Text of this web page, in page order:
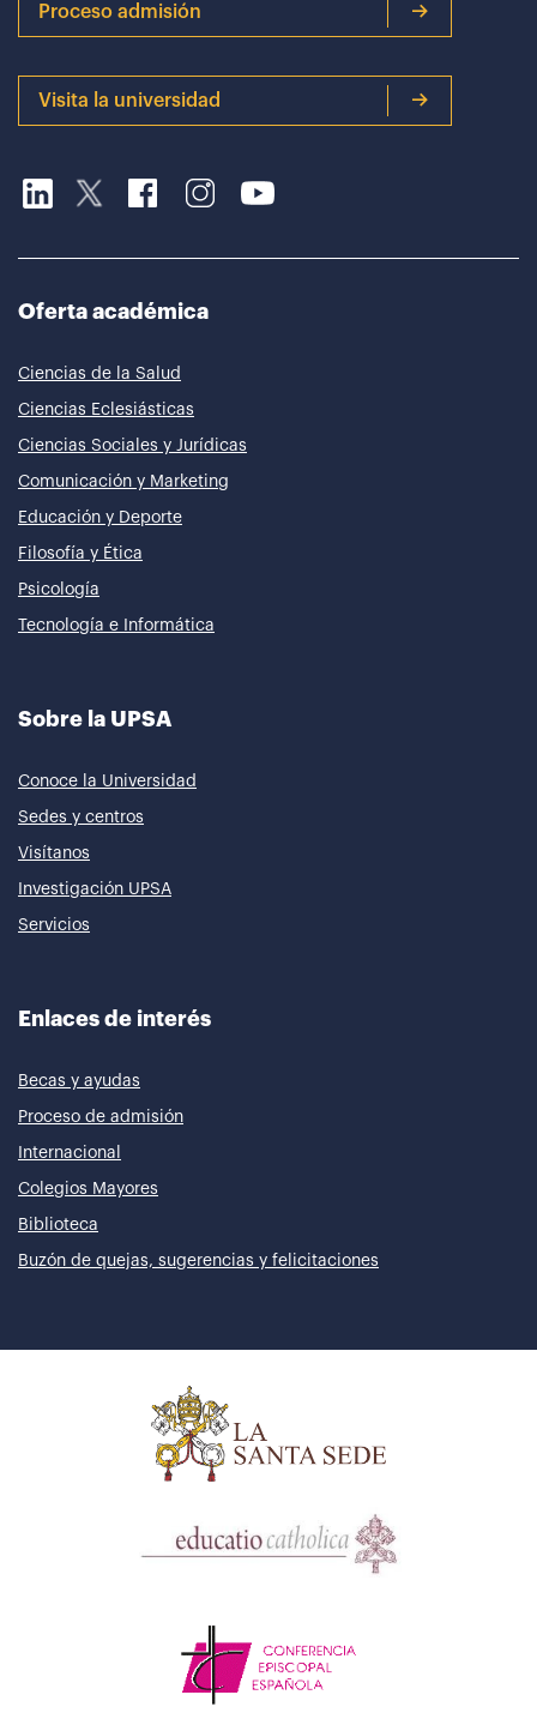
Proceso admisión
Visita la universidad
Oferta académica
Ciencias de la Salud
Ciencias Eclesiásticas
Ciencias Sociales y Jurídicas
Comunicación y Marketing
Educación y Deporte
Filosofía y Ética
Psicología
Tecnología e Informática
Sobre la UPSA
Conoce la Universidad
Sedes y centros
Visítanos
Investigación UPSA
Servicios
Enlaces de interés
Becas y ayudas
Proceso de admisión
Internacional
Colegios Mayores
Biblioteca
Buzón de quejas, sugerencias y felicitaciones